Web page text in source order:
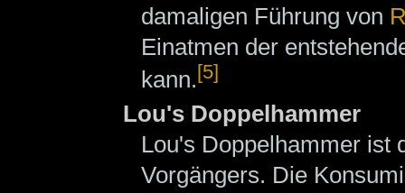
damaligen Führung von
Einatmen der
kann.[5]
Lou's Doppelhammer
Lou's Doppelhammer ist
Vorgängers. Die